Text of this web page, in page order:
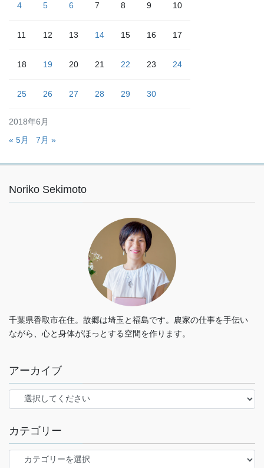
2018年6月
4 5 6 7 8 9 10
11 12 13 14 15 16 17
18 19 20 21 22 23 24
25 26 27 28 29 30
« 5月 7月 »
Noriko Sekimoto
千葉県香取市在住。故郷は埼玉と福島です。農家の仕事を手伝い
ながら、心と身体がほっとする空間を作ります。
アーカイブ
カテゴリー